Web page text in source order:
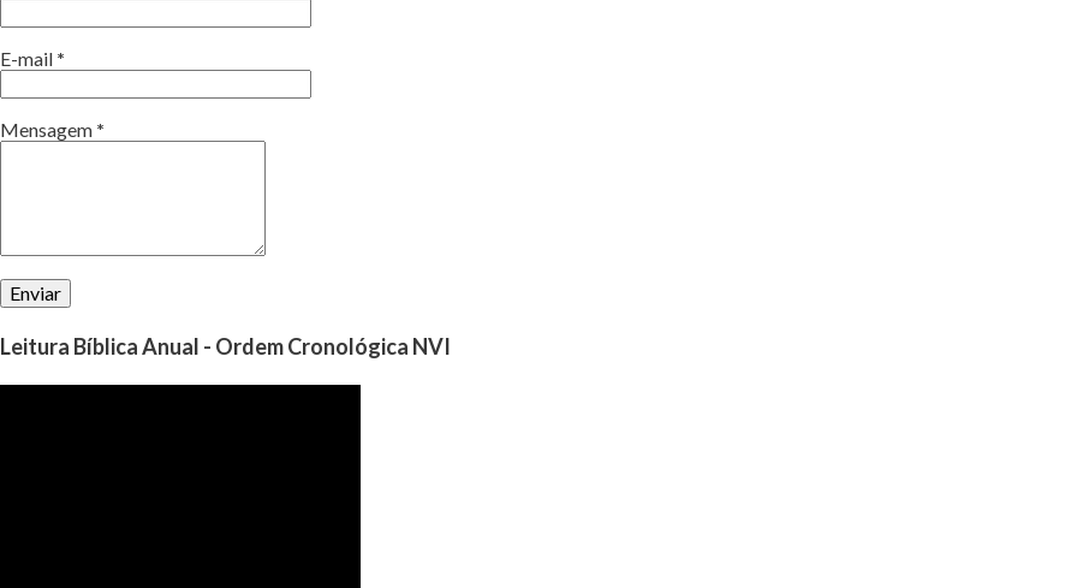
E-mail *
Mensagem *
Leitura Bíblica Anual - Ordem Cronológica NVI